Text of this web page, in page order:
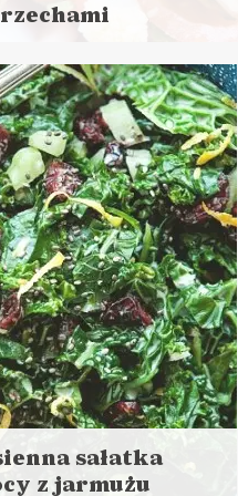
przygotowania: do 45 minut
GŁÓWNE LUNCHE DO
?
sałatka
z jarmużu